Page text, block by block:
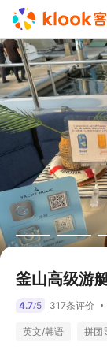
釜山高级游
4.7/5 317条评价
英文/韩语 拼团